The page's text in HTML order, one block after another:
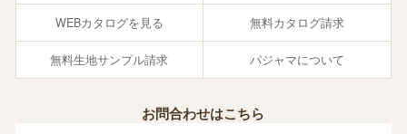
WEBカタログを見る 無料カタログ請求
無料生地サンプル請求 パジャマについて
お問合わせはこちら